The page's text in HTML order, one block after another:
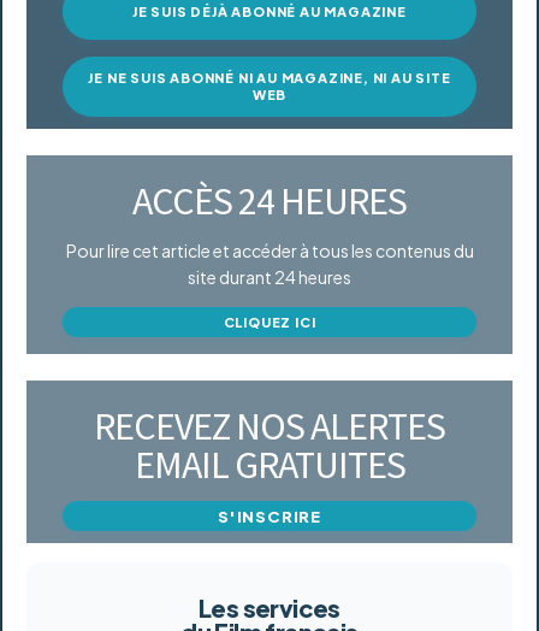
JE SUIS DÉJÀ ABONNÉ AU MAGAZINE
JE NE SUIS ABONNÉ NI AU MAGAZINE, NI AU SITE
WEB
ACCÈS 24 HEURES
Pour lire cet article et accéder à tous les contenus du
site durant 24 heures
CLIQUEZ ICI
RECEVEZ NOS ALERTES
EMAIL GRATUITES
S'INSCRIRE
Les services